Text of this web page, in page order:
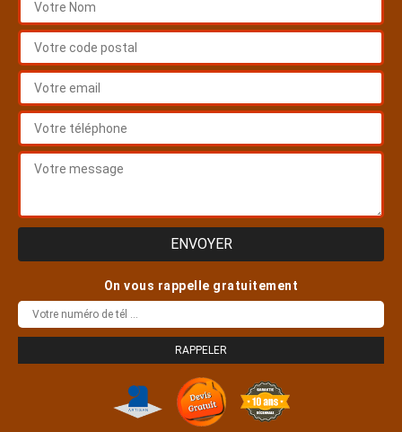
On vous rappelle gratuitement